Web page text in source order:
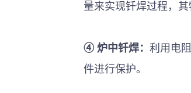
量来实现钎焊过程，
④ 炉中钎焊： 利用电
件进行保护。